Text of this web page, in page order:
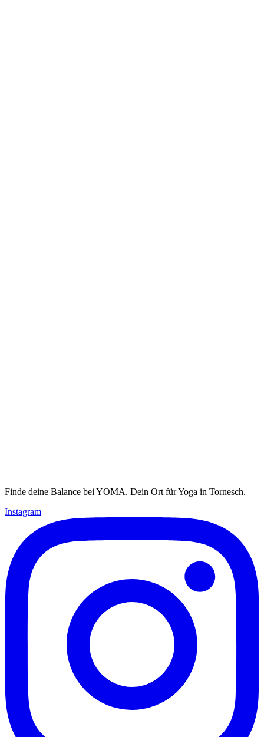
Finde deine Balance bei YOMA. Dein Ort für Yoga in Tornesch.
Instagram